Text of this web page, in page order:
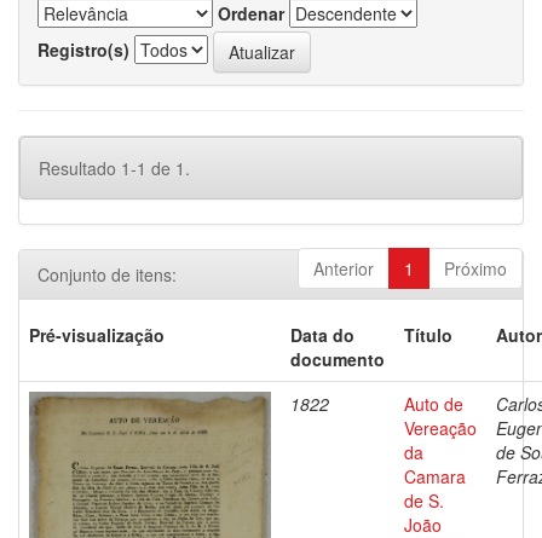
Ordenar
Registro(s)
Resultado 1-1 de 1.
Anterior 1 Próximo
Conjunto de itens:
Pré-visualização
Data do
documento
Título
1822
Auto de
Vereação
da
Camara
de S.
João
de